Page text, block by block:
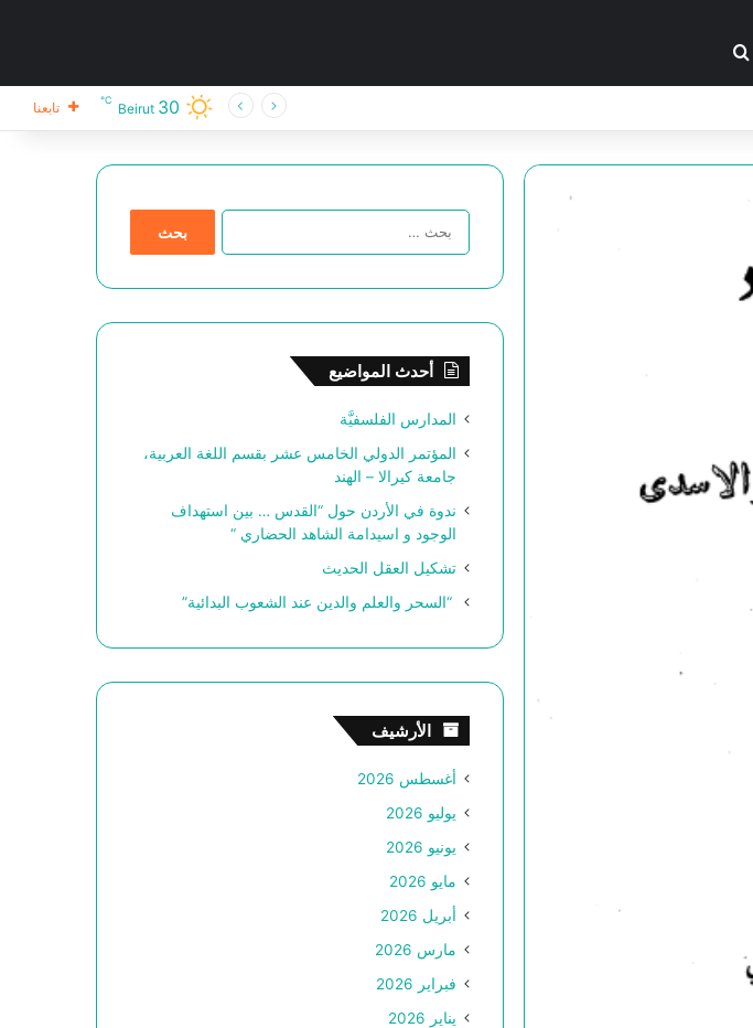
Beirut 30
℃ تابعنا
ا
ح
أحدث المواضيع
المدارس الفلسفيَّة
المؤتمر الدولي الخامس عشر بقسم اللغة العربية،
جامعة كيرالا – الهند
ندوة في الأردن حول “القدس … بين استهداف
الوجود و اسيدامة الشاهد الحضاري “
تشكيل العقل الحديث
“السحر والعلم والدين عند الشعوب البدائية”
الأرشيف
أغسطس 2026
يوليو 2026
يونيو 2026
مايو 2026
أبريل 2026
مارس 2026
فبراير 2026
يناير 2026